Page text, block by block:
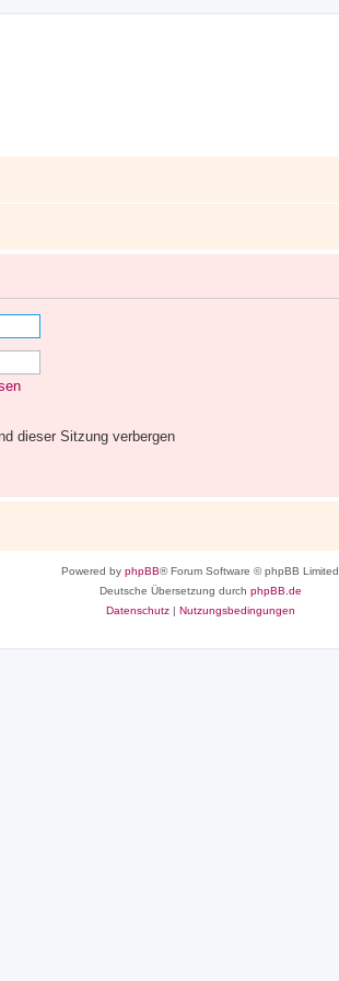
dieser Sitzung verbergen
Powered by phpBB® Forum Software © phpBB Limited
Deutsche Übersetzung durch phpBB.de
Datenschutz| Nutzungsbedingungen